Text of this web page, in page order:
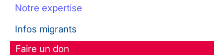
Notre expertise
Infos migrants
Faire un don